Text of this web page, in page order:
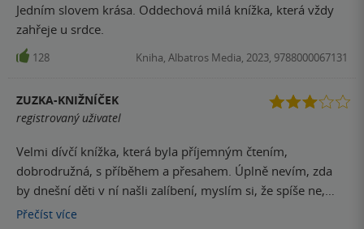
Jedním slovem krása. Oddechová milá knížka, která vždy
zahřeje u srdce.
128 Kniha, Albatros Media, 2023, 9788000067131
ZUZKA-KNIŽNÍČEK
registrovaný uživatel
Velmi dívčí knížka, která byla příjemným čtením,
dobrodružná, s příběhem a přesahem. Úplně nevím, zda
by dnešní děti v ní našli zalíbení, myslím si, že spíše ne,
bohužel. Knížka je to velmi milá, ale nepatří mezi mé
Přečíst více